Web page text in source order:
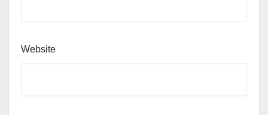
Website